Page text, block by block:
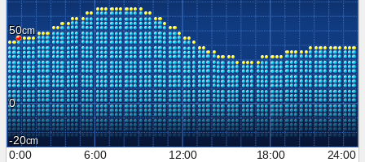
50
0
-20
0:00
6:00 12:00 18:00 24:00